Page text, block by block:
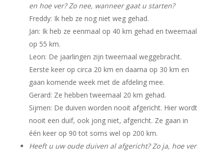
en hoe ver? Zo nee, wanneer gaat u starten?
Freddy: Ik heb ze nog niet weg gehad.
Jan: Ik heb ze eenmaal op 40 km gehad en tweemaal
op 55 km.
Leon: De jaarlingen zijn tweemaal weggebracht.
Eerste keer op circa 20 km en daarna op 30 km en
gaan komende week met de afdeling mee.
Gerard: Ze hebben tweemaal 20 km gehad.
Sijmen: De duiven worden nooit afgericht. Hier wordt
nooit een duif, ook jong niet, afgericht. Ze gaan in
één keer op 90 tot soms wel op 200 km.
Heeft u uw oude duiven al afgericht? Zo ja, hoe ver